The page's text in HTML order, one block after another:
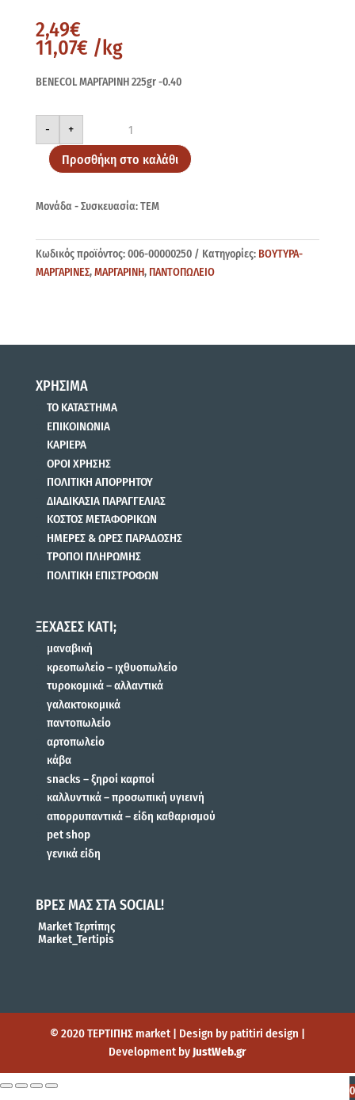
2,49€
11,07€ /kg
BENECOL ΜΑΡΓΑΡΙΝΗ 225gr -0.40
-
BENECOL
-0.40
ποσότητα
+
Προσθήκη στο καλάθι
Μονάδα - Συσκευασία: ΤΕΜ
Κωδικός προϊόντος:006-00000250 Κατηγορίες: ΒΟΥΤΥΡΑ-
ΜΑΡΓΑΡΙΝΕΣ,ΜΑΡΓΑΡΙΝΗ, ΠΑΝΤΟΠΩΛΕΙΟ
ΧΡΗΣΙΜΑ
ΤΟ ΚΑΤΑΣΤΗΜΑ
ΕΠΙΚΟΙΝΩΝΙΑ
ΚΑΡΙΕΡΑ
ΟΡΟΙ ΧΡΗΣΗΣ
ΠΟΛΙΤΙΚΗ ΑΠΟΡΡΗΤΟΥ
ΔΙΑΔΙΚΑΣΙΑ ΠΑΡΑΓΓΕΛΙΑΣ
ΚΟΣΤΟΣ ΜΕΤΑΦΟΡΙΚΩΝ
ΗΜΕΡΕΣ & ΩΡΕΣ ΠΑΡΑΔΟΣΗΣ
ΤΡΟΠΟΙ ΠΛΗΡΩΜΗΣ
ΠΟΛΙΤΙΚΗ ΕΠΙΣΤΡΟΦΩΝ
ΞΕΧΑΣΕΣ ΚΑΤΙ;
μαναβική
κρεοπωλείο – ιχθυοπωλείο
τυροκομικά – αλλαντικά
γαλακτοκομικά
παντοπωλείο
αρτοπωλείο
κάβα
snacks – ξηροί καρποί
καλλυντικά – προσωπική υγιεινή
απορρυπαντικά – είδη καθαρισμού
pet shop
γενικά είδη
ΒΡΕΣ ΜΑΣ ΣΤΑ SOCIAL!
Market Τερτίπης
Market_Tertipis
© 2020 ΤΕΡΤΙΠΗΣ market | Design by patitiri design |
Development by JustWeb.gr
0